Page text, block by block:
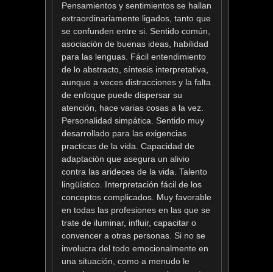
Pensamientos y sentimientos se hallan
extraordinariamente ligados, tanto que
se confunden entre si. Sentido común,
asociación de buenas ideas, habilidad
para las lenguas. Fácil entendimiento
de lo abstracto, síntesis interpretativa,
aunque a veces distracciones y la falta
de enfoque puede dispersar su
atención, hace varias cosas a la vez.
Personalidad simpática. Sentido muy
desarrollado para las exigencias
practicas de la vida. Capacidad de
adaptación que asegura un alivio
contra las arideces de la vida. Talento
lingüístico. Interpretación fácil de los
conceptos complicados. Muy favorable
en todas las profesiones en las que se
trate de iluminar, influir, capacitar o
convencer a otras personas. Si no se
involucra del todo emocionalmente en
una situación, como a menudo le